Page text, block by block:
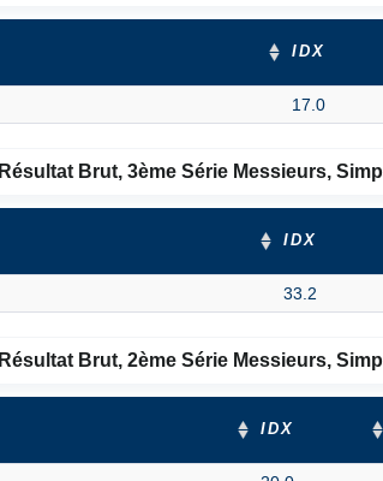
IDX
17.0
Résultat Brut, 3ème Série Messieurs,
IDX
33.2
Résultat Brut, 2ème Série Messieurs,
IDX